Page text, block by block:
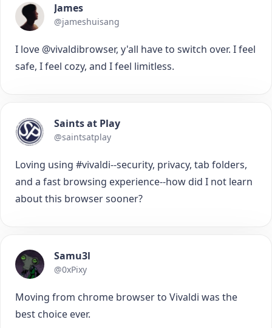
James
@jameshuisang
I love @vivaldibrowser, y'all have to switch over. I feel
safe, I feel cozy, and I feel limitless.
Saints at Play
@saintsatplay
Loving using #vivaldi--security, privacy, tab folders,
and a fast browsing experience--how did I not learn
about this browser sooner?
Samu3l
@0xPixy
Moving from chrome browser to Vivaldi was the
best choice ever.